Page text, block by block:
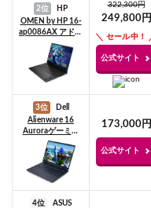
2位
HP
OMEN by HP 16-
ap0086AX アドバ
ンスモデル
322,300円
249,800円
セール中！
公式サイト
3位
Dell
Alienware 16
Auroraゲーミン
グ ノートパソコ
ン
173,000円
公式サイト
4位
ASUS